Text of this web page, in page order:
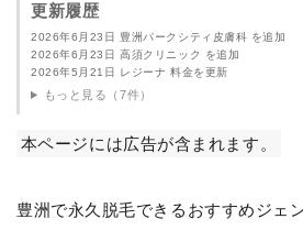
更新履歴
2026年6月23日 豊洲パークシティ皮膚科 を追加
2026年6月23日 高須クリニック を追加
2026年5月21日 レジーナ 料金を更新
もっと見る（7件）
本ページには広告が含まれます。
豊洲で永久脱毛できるおすすめジェ